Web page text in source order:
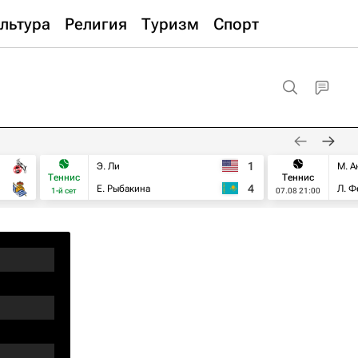
Религия Туризм Спорт
Теннис
1-й сет
Э. Ли
Е. Рыбакина
1
4
Теннис
07.08 21:00
М.
Л.